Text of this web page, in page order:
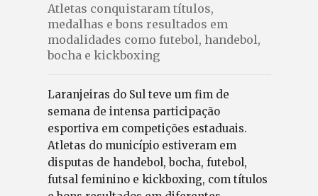
Atletas conquistaram títulos,
medalhas e bons resultados em
modalidades como futebol, handebol,
bocha e kickboxing
Laranjeiras do Sul teve um fim de
semana de intensa participação
esportiva em competições estaduais.
Atletas do município estiveram em
disputas de handebol, bocha, futebol,
futsal feminino e kickboxing, com títulos